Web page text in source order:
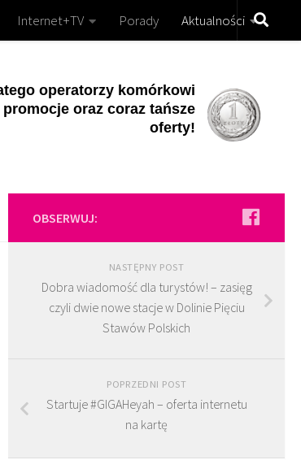
Internet+TV Porady Aktualności
operatorzy komórkowi
oraz coraz tańsze
oferty!
OBSERWUJ:
NASTĘPNY POST
Dobra wiadomość dla turystów! – zasięg
czyli dwie nowe stacje w Dolinie Pięciu
Stawów Polskich
POPRZEDNI POST
Startuje #GIGAHeyah – oferta internetu
na kartę